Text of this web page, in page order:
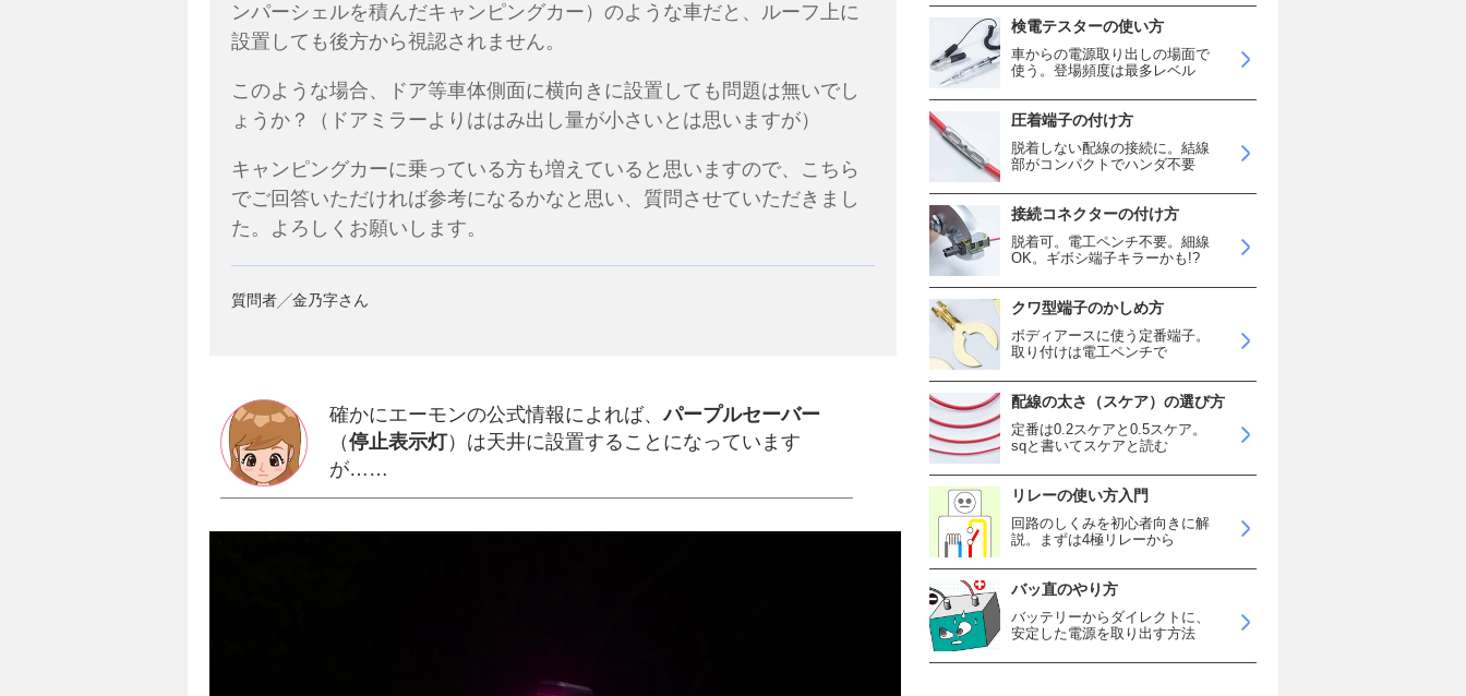
ンパーシェルを積んだキャンピングカー）のような車だと、ルーフ上に
設置しても後方から視認されません。
このような場合、ドア等車体側面に横向きに設置しても問題は無いでし
ょうか？（ドアミラーよりははみ出し量が小さいとは思いますが）
キャンピングカーに乗っている方も増えていると思いますので、こちら
でご回答いただければ参考になるかなと思い、質問させていただきまし
た。よろしくお願いします。
質問者╱金乃字さん
確かにエーモンの公式情報によれば、パープルセーバー
（停止表示灯）は天井に設置することになっています
が……
検電テスターの使い方
車からの電源取り出しの場面で
使う。登場頻度は最多レベル
圧着端子の付け方
脱着しない配線の接続に。結線
部がコンパクトでハンダ不要
接続コネクターの付け方
脱着可。電工ペンチ不要。細線
OK。ギボシ端子キラーかも!?
クワ型端子のかしめ方
ボディアースに使う定番端子。
取り付けは電工ペンチで
配線の太さ（スケア）の選び方
定番は0.2スケアと0.5スケア。
sqと書いてスケアと読む
リレーの使い方入門
回路のしくみを初心者向きに解
説。まずは4極リレーから
バッ直のやり方
バッテリーからダイレクトに、
安定した電源を取り出す方法